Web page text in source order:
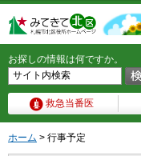
お探しの情報は何ですか。
救急当番医
ホーム > 行事予定